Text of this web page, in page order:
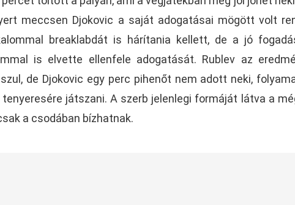
meccsen Djokovic a saját adogatásai mögött volt
breaklabdát is hárítania kellett, de a jó
is elvette ellenfele adogatását. Rublev az
de Djokovic egy perc pihenőt nem adott neki,
játszani. A szerb jelenlegi formáját látva a
a csodában bízhatnak.